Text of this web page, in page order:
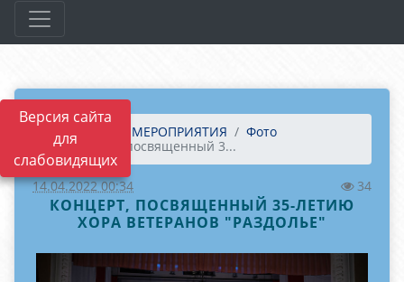
Версия сайта
для
слабовидящих
Главная МЕРОПРИЯТИЯ
Фото
Концерт, посвященный 3...
14.04.2022 00:34 34
КОНЦЕРТ, ПОСВЯЩЕННЫЙ 35-ЛЕТИЮ
ХОРА ВЕТЕРАНОВ "РАЗДОЛЬЕ"